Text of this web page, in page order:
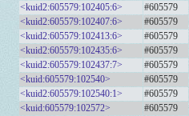
<kuid2:605579:102405:6>
#605579
<kuid2:605579:102407:6>
#605579
<kuid2:605579:102413:6>
#605579
<kuid2:605579:102435:6>
#605579
<kuid2:605579:102437:7>
#605579
<kuid:605579:102540>
#605579
<kuid2:605579:102540:1>
#605579
<kuid:605579:102572>
#605579